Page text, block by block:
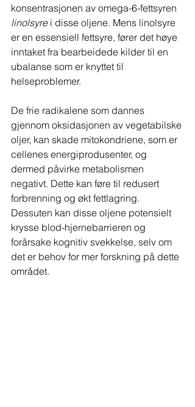
konsentrasjonen av omega-6-fettsyren
linolsyre i disse oljene. Mens linolsyre
er en essensiell fettsyre, fører det høye
inntaket fra bearbeidede kilder til en
ubalanse som er knyttet til
helseproblemer.
De frie radikalene som dannes
gjennom oksidasjonen av vegetabilske
oljer, kan skade mitokondriene, som er
cellenes energiprodusenter, og
dermed påvirke metabolismen
negativt. Dette kan føre til redusert
forbrenning og økt fettlagring.
Dessuten kan disse oljene potensielt
krysse blod-hjernebarrieren og
forårsake kognitiv svekkelse, selv om
det er behov for mer forskning på dette
området.